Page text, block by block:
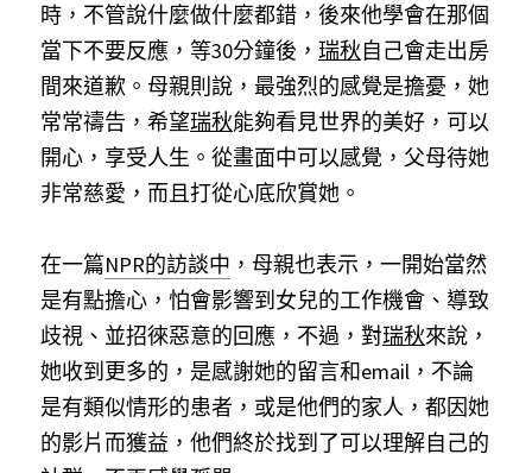
時，不管說什麼做什麼都錯，後來他學會在那個
當下不要反應，等30分鐘後， 瑞秋自己會走出房
間來道歉。母親則說，最強烈的感覺是擔憂，她
常常禱告，希望瑞秋能夠看見世界的美好，可以
開心，享受人生。從畫面中可以感覺，父母待她
非常慈愛，而且打從心底欣賞她。
在一篇NPR的訪談中 ，母親也表示，一開始當然
是有點擔心，怕會影響到女兒的工作機會、導致
歧視、並招徠惡意的回應，不過，對瑞秋來說，
她收到更多的，是感謝她的留言和email，不論
是有類似情形的患者，或是他們的家人，都因她
的影片而獲益，他們終於找到了可以理解自己的